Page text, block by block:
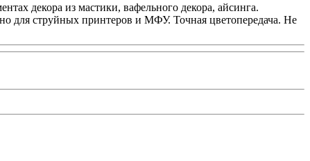
декора из мастики, вафельного декора, айсинга.
для струйных принтеров и МФУ. Точная цветопередача. Не